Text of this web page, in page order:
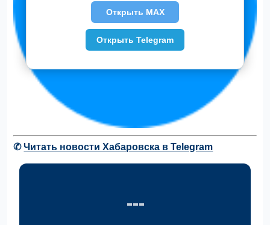
✆Читать новости Хабаровска в Telegram
Открыть MAX
Открыть Telegram